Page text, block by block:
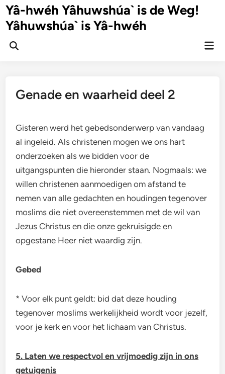
Ga
naar
inhoud
Yâ-hwéh Yâhuwshúa` is de Weg!
Yâhuwshúa` is Yâ-hwéh
Zoeken
Genade en waarheid deel 2
Gisteren werd het gebedsonderwerp van vandaag
al ingeleid. Als christenen mogen we ons hart
onderzoeken als we bidden voor de
uitgangspunten die hieronder staan. Nogmaals: we
willen christenen aanmoedigen om afstand te
nemen van alle gedachten en houdingen tegenover
moslims die niet overeenstemmen met de wil van
Jezus Christus en die onze gekruisigde en
opgestane Heer niet waardig zijn.
Gebed
* Voor elk punt geldt: bid dat deze houding
tegenover moslims werkelijkheid wordt voor jezelf,
voor je kerk en voor het lichaam van Christus.
5. Laten we respectvol en vrijmoedig zijn in ons
getuigenis